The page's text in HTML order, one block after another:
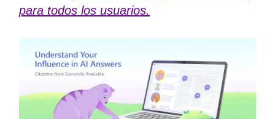
para todos los usuarios.